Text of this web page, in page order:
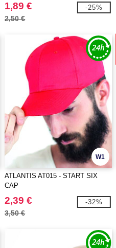
1,89 €
2,50 €
-25%
W1
ATLANTIS AT015 - START SIX
CAP
2,39 €
3,50 €
-32%